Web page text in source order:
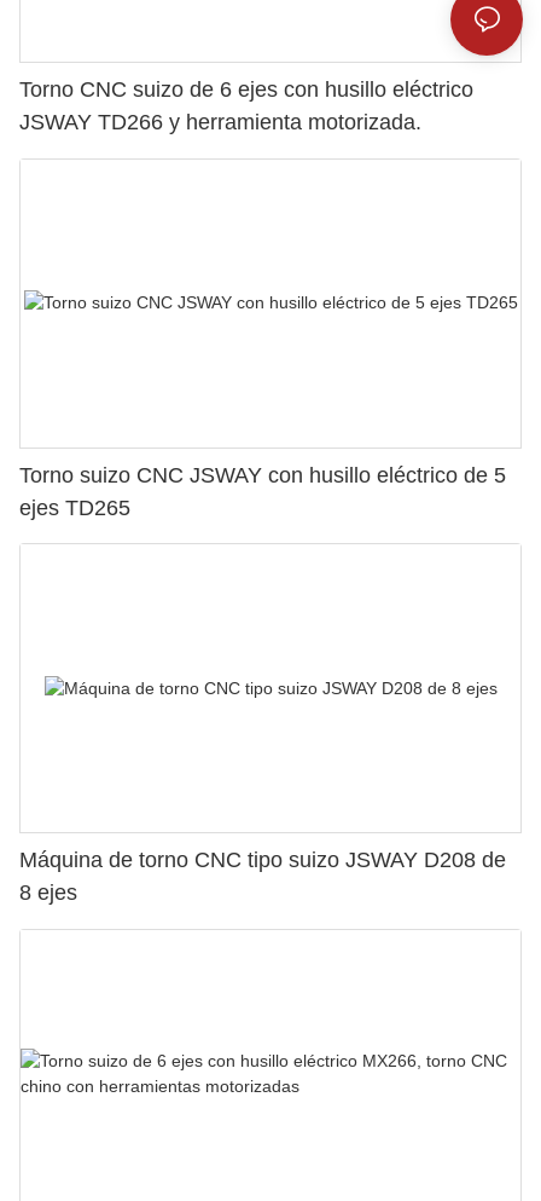
Torno CNC suizo de 6 ejes con husillo eléctrico
JSWAY TD266 y herramienta motorizada.
Torno suizo CNC JSWAY con husillo eléctrico de 5
ejes TD265
Máquina de torno CNC tipo suizo JSWAY D208 de
8 ejes